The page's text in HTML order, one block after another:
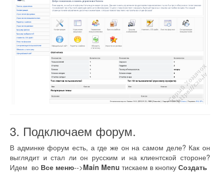
3. Подключаем форум.
В админке форум есть, а где же он на самом деле? Как он
выглядит и стал ли он русским и на клиентской стороне?
Идем во Все меню-->Main Menu тискаем в кнопку Создать